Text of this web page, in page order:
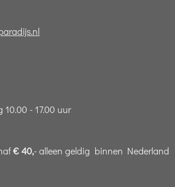
- 17.00 uur
€ 40,- alleen geldig binnen Nederland